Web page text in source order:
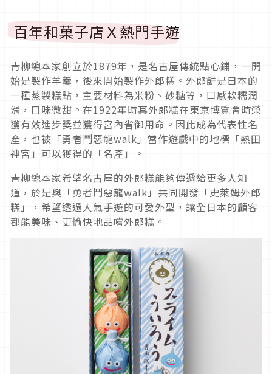
百年和菓子店Ｘ熱門手遊
青柳總本家創立於1879年，是名古屋傳統點心鋪，一開
始是製作羊羹，後來開始製作外郎糕。外郎餅是日本的
一種蒸製糕點，主要材料為米粉、砂糖等，口感軟糯潤
滑，口味微甜。在1922年時其外郎糕在東京博覽會時榮
獲有效進步獎並獲得宮內省御用命。因此成為代表性名
產，也被「勇者鬥惡龍walk」當作遊戲中的地標「熱田
神宮」可以獲得的「名產」。
青柳總本家希望名古屋的外郎糕能夠傳遞給更多人知
道，於是與「勇者鬥惡龍walk」共同開發「史萊姆外郎
糕」，希望透過人氣手遊的可愛外型，讓全日本的顧客
都能美味、更愉快地品嚐外郎糕。